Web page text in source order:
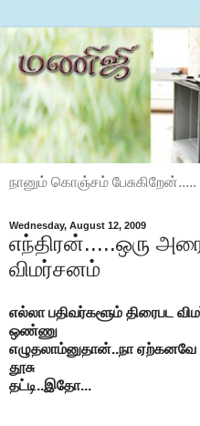
நானும் கொஞ்சம் பேசுகிறேன்.....
Wednesday, August 12, 2009
எந்திரன்.....ஒரு
விமர்சனம்
எல்லா பதிவர்களூம் திரைபட
ஒண்ணு
எழுதலாம்னுதான்..நா
தூசு
தட்டி..இதோ...